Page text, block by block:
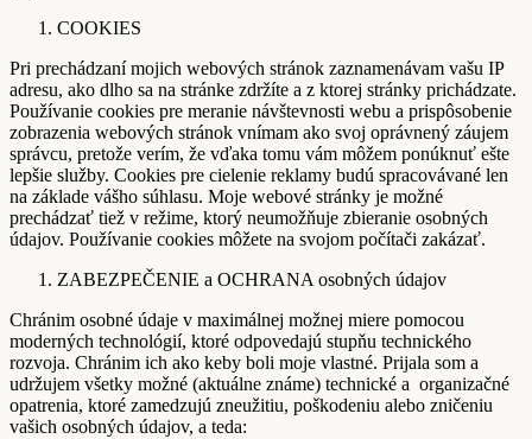
COOKIES
Pri prechádzaní mojich webových stránok zaznamenávam vašu IP
adresu, ako dlho sa na stránke zdržíte a z ktorej stránky prichádzate.
Používanie cookies pre meranie návštevnosti webu a prispôsobenie
zobrazenia webových stránok vnímam ako svoj oprávnený záujem
správcu, pretože verím, že vďaka tomu vám môžem ponúknuť ešte
lepšie služby. Cookies pre cielenie reklamy budú spracovávané len
na základe vášho súhlasu. Moje webové stránky je možné
prechádzať tiež v režime, ktorý neumožňuje zbieranie osobných
údajov. Používanie cookies môžete na svojom počítači zakázať.
ZABEZPEČENIE a OCHRANA osobných údajov
Chránim osobné údaje v maximálnej možnej miere pomocou
moderných technológií, ktoré odpovedajú stupňu technického
rozvoja. Chránim ich ako keby boli moje vlastné. Prijala som a
udržujem všetky možné (aktuálne známe) technické a organizačné
opatrenia, ktoré zamedzujú zneužitiu, poškodeniu alebo zničeniu
vašich osobných údajov, a teda: